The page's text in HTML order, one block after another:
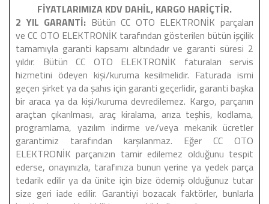
FİYATLARIMIZA KDV DAHİL, KARGO HARİÇTİR.
2 YIL GARANTİ: Bütün CC OTO ELEKTRONİK parçaları
ve CC OTO ELEKTRONİK tarafından gösterilen bütün işçilik
tamamıyla garanti kapsamı altındadır ve garanti süresi 2
yıldır. Bütün CC OTO ELEKTRONİK faturaları servis
hizmetini ödeyen kişi/kuruma kesilmelidir. Faturada ismi
geçen şirket ya da şahıs için garanti geçerlidir, garanti başka
bir araca ya da kişi/kuruma devredilemez. Kargo, parçanın
araçtan çıkarılması, araç kiralama, arıza teşhis, kodlama,
programlama, yazılım indirme ve/veya mekanik ücretler
garantimiz tarafından karşılanmaz. Eğer CC OTO
ELEKTRONİK parçanızın tamir edilemez olduğunu tespit
ederse, onayınızla, tarafınıza bunun yerine ya yedek parça
tedarik edilir ya da ünite için bize ödemiş olduğunuz tutar
size geri iade edilir. Garantiyi bozacak faktörler, bunlarla